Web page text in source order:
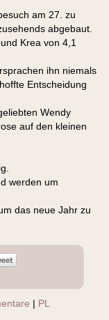
am 27. zu
abgebaut.
Krea von 4,1
ihn niemals
Entscheidung
Wendy
auf den kleinen
werden um
das neue Jahr zu
| PL